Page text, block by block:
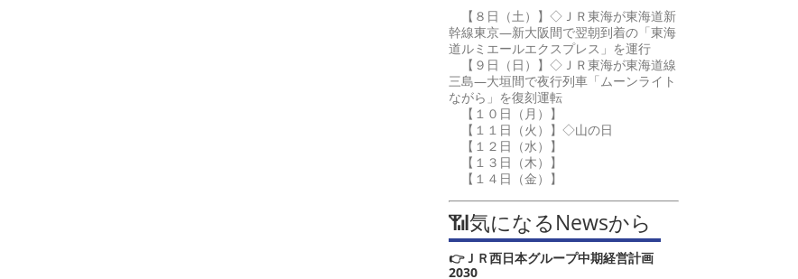
【８日（土）】◇ＪＲ東海が東海道新
幹線東京―新大阪間で翌朝到着の「東海
道ルミエールエクスプレス」を運行
【９日（日）】◇ＪＲ東海が東海道線
三島―大垣間で夜行列車「ムーンライト
ながら」を復刻運転
【１０日（月）】
【１１日（火）】◇山の日
【１２日（水）】
【１３日（木）】
【１４日（金）】
📶気になるNewsから
👉ＪＲ西日本グループ中期経営計画
2030